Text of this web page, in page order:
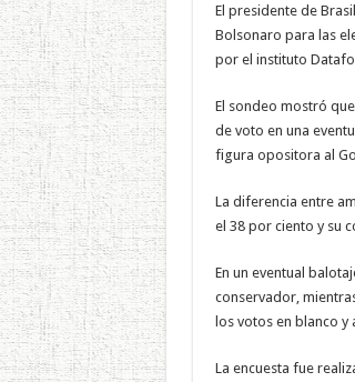
El presidente de
Bolsonaro para las
por el instituto
El sondeo mostró
de voto en una
figura opositora al
La diferencia entre
el 38 por ciento y su
En un eventual
conservador,
los votos en blanco y
La encuesta fue